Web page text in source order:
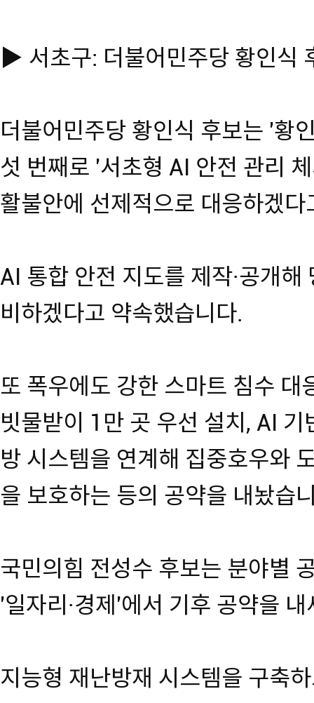
▶ 서초구: 더불어민주당 황인식
더불어민주당 황인식 후보는 '황
섯 번째로 '서초형 AI 안전 관리
활불안에 선제적으로 대응하겠
AI 통합 안전 지도를 제작·공개
비하겠다고 약속했습니다.
또 폭우에도 강한 스마트 침수 대
빗물받이 1만 곳 우선 설치, AI
방 시스템을 연계해 집중호우와
을 보호하는 등의 공약을 내놨습
국민의힘 전성수 후보는 분야별
'일자리·경제'에서 기후 공약을
지능형 재난방재 시스템을 구축